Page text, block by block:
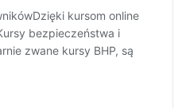
kursom online
bezpieczeństwa i
zwane kursy BHP, są